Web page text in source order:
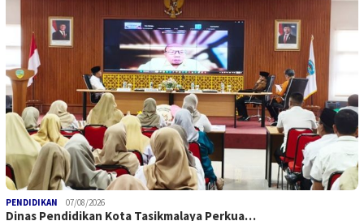
PENDIDIKAN 07/08/2026
Dinas Pendidikan Kota Tasikmalaya Perkua…